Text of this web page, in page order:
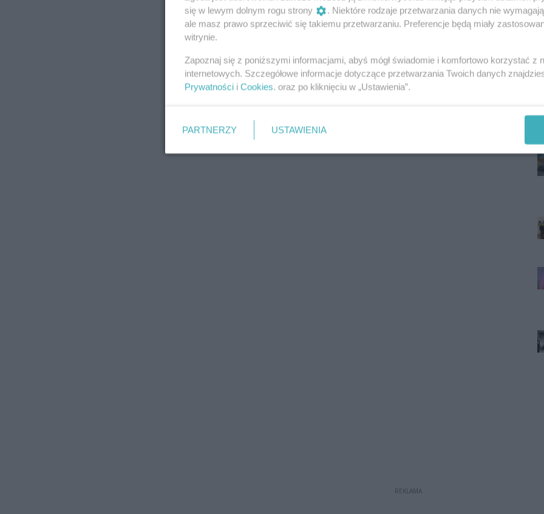
REKLAMA
się w lewym dolnym rogu strony
. Niektóre rodzaje przetwarzania danych nie
ale masz prawo sprzeciwić się takiemu przetwarzaniu. Preferencje będą miały
witrynie.
Zapoznaj się z poniższymi informacjami, abyś mógł świadomie i komfortowo korzystać z
internetowych. Szczegółowe informacje dotyczące przetwarzania Twoich danych
Prywatności i Cookies. oraz po kliknięciu w „Ustawienia”.
PARTNERZY USTAWIENIA